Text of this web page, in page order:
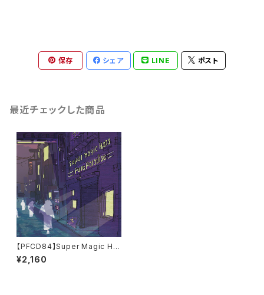
保存 シェア LINE ポスト
最近チェックした商品
【PFCD84】Super Magic Hat
s "Pure Paradise" CD
¥2,160